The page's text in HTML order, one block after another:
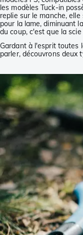
les modèles Tuck-in
replie sur le manche,
pour la lame, diminuant
du coup, c'est que la
Gardant à l'esprit toutes
parler, découvrons deux